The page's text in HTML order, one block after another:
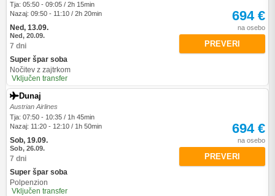
Tja: 05:50 - 09:05 / 2h 15min
Nazaj: 09:50 - 11:10 / 2h 20min
Ned, 13.09.
Ned, 20.09.
7 dni
Super špar soba
Nočitev z zajtrkom
Vključen transfer
694 €
na osebo
PREVERI
Dunaj
Austrian Airlines
Tja: 07:50 - 10:35 / 1h 45min
Nazaj: 11:20 - 12:10 / 1h 50min
Sob, 19.09.
Sob, 26.09.
7 dni
Super špar soba
Polpenzion
Vključen transfer
694 €
na osebo
PREVERI